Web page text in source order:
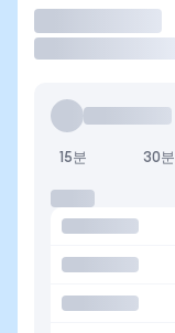
15분 30분